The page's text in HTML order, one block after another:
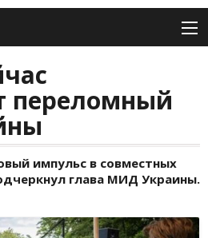
переломный
импульс в совместных
глава МИД Украины.